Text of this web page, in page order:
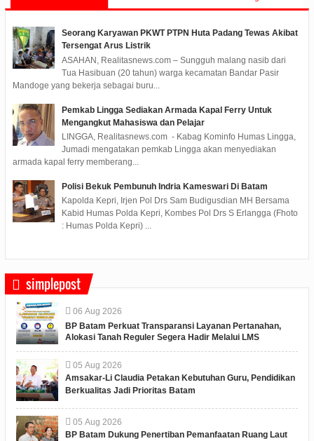
Seorang Karyawan PKWT PTPN Huta Padang Tewas Akibat
Tersengat Arus Listrik
ASAHAN, Realitasnews.com – Sungguh malang nasib dari
Tua Hasibuan (20 tahun) warga kecamatan Bandar Pasir
Mandoge yang bekerja sebagai buru...
Pemkab Lingga Sediakan Armada Kapal Ferry Untuk
Mengangkut Mahasiswa dan Pelajar
LINGGA, Realitasnews.com - Kabag Kominfo Humas Lingga,
Jumadi mengatakan pemkab Lingga akan menyediakan
armada kapal ferry memberang...
Polisi Bekuk Pembunuh Indria Kameswari Di Batam
Kapolda Kepri, Irjen Pol Drs Sam Budigusdian MH Bersama
Kabid Humas Polda Kepri, Kombes Pol Drs S Erlangga (Fhoto
: Humas Polda Kepri) ...
simplepost
06 Aug 2026
BP Batam Perkuat Transparansi Layanan Pertanahan,
Alokasi Tanah Reguler Segera Hadir Melalui LMS
05 Aug 2026
Amsakar-Li Claudia Petakan Kebutuhan Guru, Pendidikan
Berkualitas Jadi Prioritas Batam
05 Aug 2026
BP Batam Dukung Penertiban Pemanfaatan Ruang Laut